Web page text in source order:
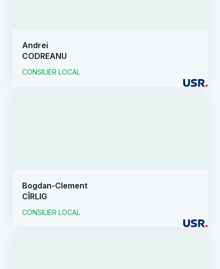
Andrei
CODREANU
CONSILIER LOCAL
Bogdan-Clement
CÎRLIG
CONSILIER LOCAL